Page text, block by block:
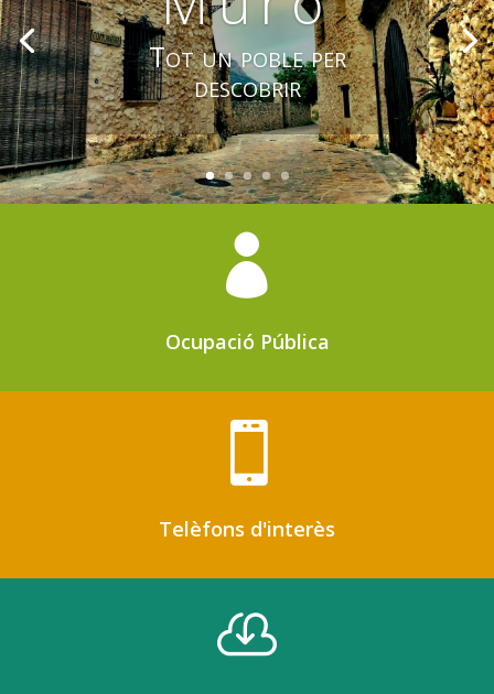
Tot un poble per
descobrir

Ocupació Pública

Telèfons d'interès
